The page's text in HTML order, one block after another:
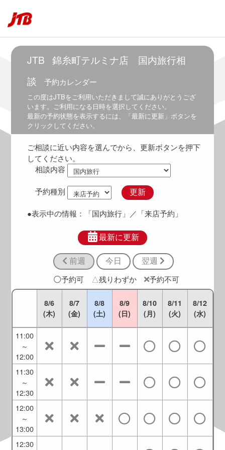
JTB
錦糸町テルミナ店 国内旅行相
談 予約カレンダー
この度はJTBをご利用いただきまして誠にありがとうござ
います。ご利用になる日時を選択してください。
最新の予約状態を表示するには、「最新に更新」ボタンを
クリックしてください。
ご相談に近い内容を選んでから、更新ボタンを押下
してください。
相談内容
予約種別 更新
●表示中の情報： 「国内旅行」 ／「来店予約」
最新に更新
前週 今日 翌週
予約可 △残りわずか 予約不可
8/6
(木)
8/7
(金)
8/8
(土)
8/9
(日)
8/10
(月)
8/11
(火)
8/12
(水)
6:30
～
7:00
8:00
7:30
8:30
8:00
8:30
10:00
11:00
～
12:00
11:30
～
12:30
12:00
～
13:00
12:30